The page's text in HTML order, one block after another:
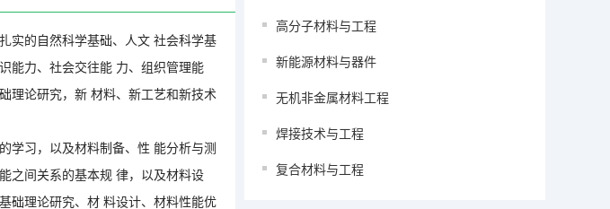
实的自然科学基础、人文 社会科学基
能力、社会交往能 力、组织管理能
理论研究，新 材料、新工艺和新技术
学习，以及材料制备、性 能分析与测
之间关系的基本规 律，以及材料设
础理论研究、材 料设计、材料性能优
高分子材料与工程
新能源材料与器件
无机非金属材料工程
焊接技术与工程
复合材料与工程